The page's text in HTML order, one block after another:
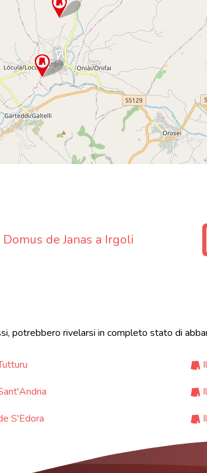
Domus de Janas a Irgoli
potrebbero rivelarsi in completo stato di
S'Edora